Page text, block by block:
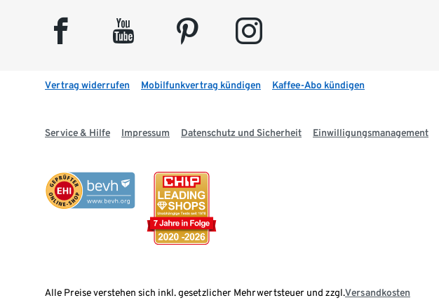
facebook youtube pinterest instagram
Vertrag widerrufen Mobilfunkvertrag kündigen Kaffee-Abo kündigen
Service & Hilfe Impressum Datenschutz und Sicherheit Einwilligungsmanagement
Alle Preise verstehen sich inkl. gesetzlicher Mehrwertsteuer und zzgl.Versandkosten